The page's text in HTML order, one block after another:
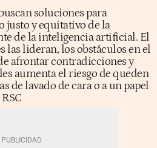
soluciones para
justo y equitativo de la
de la inteligencia artificial. El
las lideran, los obstáculos en el
afrontar contradicciones y
aumenta el riesgo de queden
de lavado de cara o a un papel